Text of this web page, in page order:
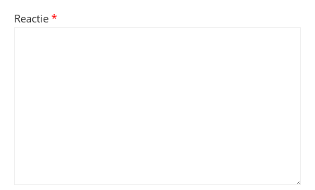
Reactie *